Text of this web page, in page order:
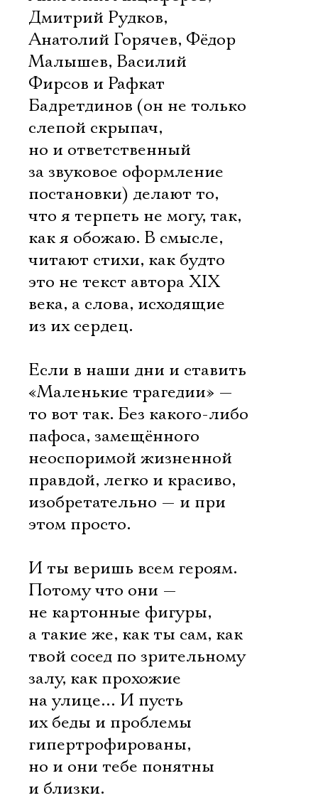
Дмитрий Рудков,
Анатолий Горячев, Фёдор
Малышев, Василий
Фирсов и Рафкат
Бадретдинов (он не только
слепой скрыпач,
но и ответственный
за звуковое оформление
постановки) делают то,
что я терпеть не могу, так,
как я обожаю. В смысле,
читают стихи, как будто
это не текст автора XIX
века, а слова, исходящие
из их сердец.
Если в наши дни и ставить
«Маленькие трагедии» —
то вот так. Без какого-либо
пафоса, замещённого
неоспоримой жизненной
правдой, легко и красиво,
изобретательно — и при
этом просто.
И ты веришь всем героям.
Потому что они —
не картонные фигуры,
а такие же, как ты сам, как
твой сосед по зрительному
залу, как прохожие
на улице… И пусть
их беды и проблемы
гипертрофированы,
но и они тебе понятны
и близки.
Электропочта
Ознакомиться